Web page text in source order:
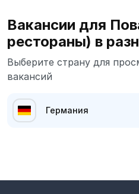
Вакансии для
рестораны) в
Выберите страну для
вакансий
Германия